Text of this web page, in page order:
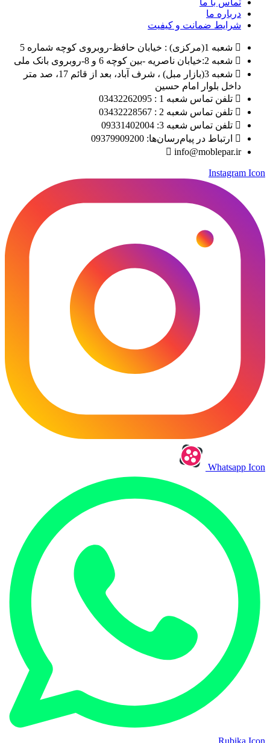
درباره ما
شرایط ضمانت و کیفیت
شعبه 1(مرکزی) : خیابان حافظ-روبروی کوچه شماره 5
شعبه 2:خیابان ناصریه -بین کوچه 6 و 8-روبروی بانک ملی
شعبه 3(بازار مبل) ، شرف آباد، بعد از قائم 17، صد متر
داخل بلوار امام حسین
تلفن تماس شعبه 1 : 03432262095
تلفن تماس شعبه 2 : 03432228567
تلفن تماس شعبه 3: 09331402004
ارتباط در پیام‌رسان‌ها: 09379909200
info@moblepar.ir
Instagram Icon
Whatsapp Icon
Rubika Icon